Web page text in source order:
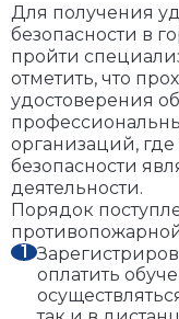
Для получения
безопасности в
пройти
отметить, что
удостоверения
организаций,
безопасности
деятельности.
Порядок
оплатить